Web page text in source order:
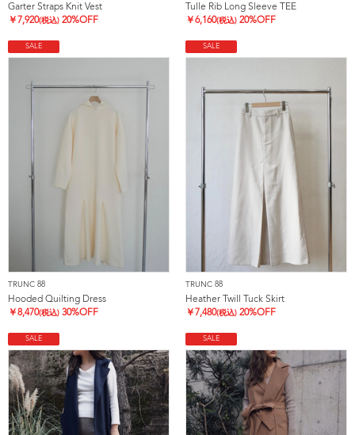
Garter Straps Knit Vest
￥ 7,920(税込) 20%OFF
Tulle Rib Long Sleeve TEE
￥6,160(税込) 20%OFF
SALE
TRUNC 88
Hooded Quilting Dress
￥8,470(税込) 30%OFF
SALE
TRUNC 88
Heather Twill Tuck Skirt
￥ 7,480(税込) 20%OFF
SALE SALE